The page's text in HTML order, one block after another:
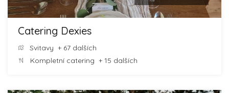
Catering Dexies
Svitavy + 67 dalších
Kompletní catering + 15 dalších